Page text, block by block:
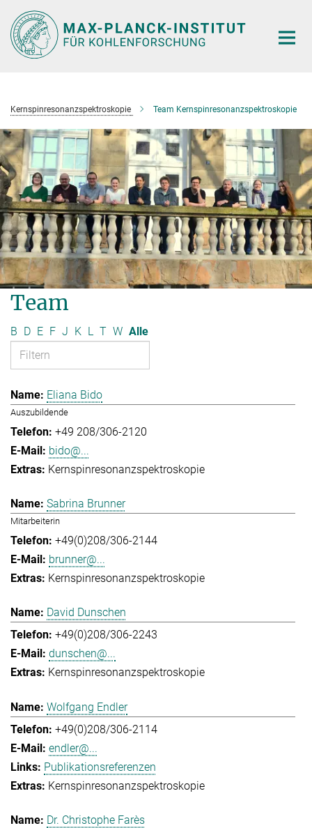
Hauptinhalt
Kernspinresonanzspektroskopie Team Kernspinresonanzspektroskopie
Team
B D E F J K L T W Alle
Eliana Bido
Auszubildende
+49 208/306-2120
bido@...
Kernspinresonanzspektroskopie
Sabrina Brunner
Mitarbeiterin
+49(0)208/306-2144
brunner@...
Kernspinresonanzspektroskopie
David Dunschen
+49(0)208/306-2243
dunschen@...
Kernspinresonanzspektroskopie
Wolfgang Endler
+49(0)208/306-2114
endler@...
Publikationsreferenzen
Kernspinresonanzspektroskopie
Dr. Christophe Farès